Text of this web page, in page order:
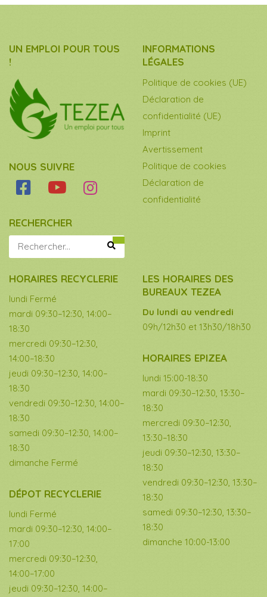
UN EMPLOI POUR TOUS
!
NOUS SUIVRE
RECHERCHER
INFORMATIONS
LÉGALES
Politique de cookies (UE)
Déclaration de
confidentialité (UE)
Imprint
Avertissement
Politique de cookies
Déclaration de
confidentialité
HORAIRES RECYCLERIE
lundi Fermé
mardi 09:30–12:30, 14:00–
18:30
mercredi 09:30–12:30,
14:00–18:30
jeudi 09:30–12:30, 14:00–
18:30
vendredi 09:30–12:30, 14:00–
18:30
samedi 09:30–12:30, 14:00–
18:30
dimanche Fermé
DÉPOT RECYCLERIE
lundi Fermé
mardi 09:30–12:30, 14:00–
17:00
mercredi 09:30–12:30,
14:00–17:00
jeudi 09:30–12:30, 14:00–
LES HORAIRES DES
BUREAUX TEZEA
Du lundi au vendredi
09h/12h30 et 13h30/18h30
HORAIRES EPIZEA
lundi 15:00-18:30
mardi 09:30–12:30, 13:30–
18:30
mercredi 09:30–12:30,
13:30–18:30
jeudi 09:30–12:30, 13:30–
18:30
vendredi 09:30–12:30, 13:30–
18:30
samedi 09:30–12:30, 13:30–
18:30
dimanche 10:00-13:00